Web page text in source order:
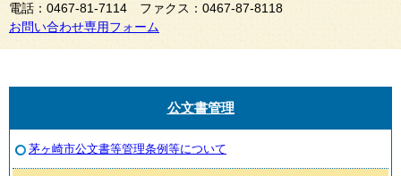
電話：0467-81-7114 ファクス：0467-87-8118
お問い合わせ専用フォーム
公文書管理
茅ヶ崎市公文書等管理条例等について